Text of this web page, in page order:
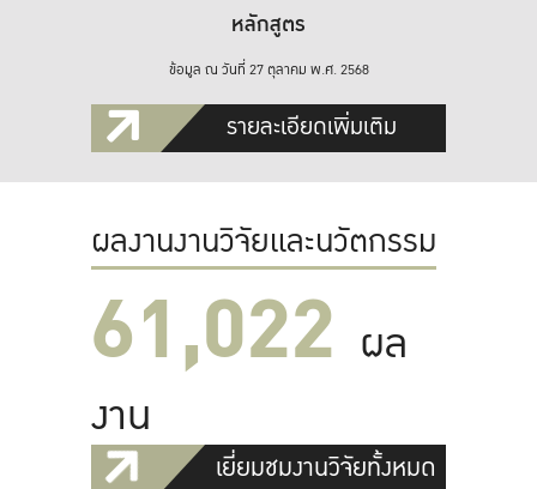
หลักสูตร
ข้อมูล ณ วันที่ 27 ตุลาคม พ.ศ. 2568
รายละเอียดเพิ่มเติม
ผลงานงานวิจัยและนวัตกรรม
61,022 ผล
งาน
เยี่ยมชมงานวิจัยทั้งหมด